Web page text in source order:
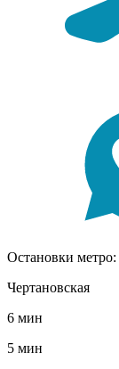
Остановки метро:
Чертановская
6 мин
5 мин